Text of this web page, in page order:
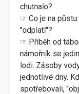
chutnalo?
☞ Co je na půstu
"odplatí"?
☞ Příběh od
námořník se
lodi. Zásoby
jednotlivé dny.
spotřebovali,